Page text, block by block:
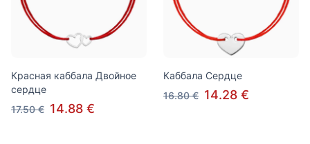
Красная каббала Двойное
сердце
17.50 € 14.88 €
Каббала Сердце
16.80 € 14.28 €